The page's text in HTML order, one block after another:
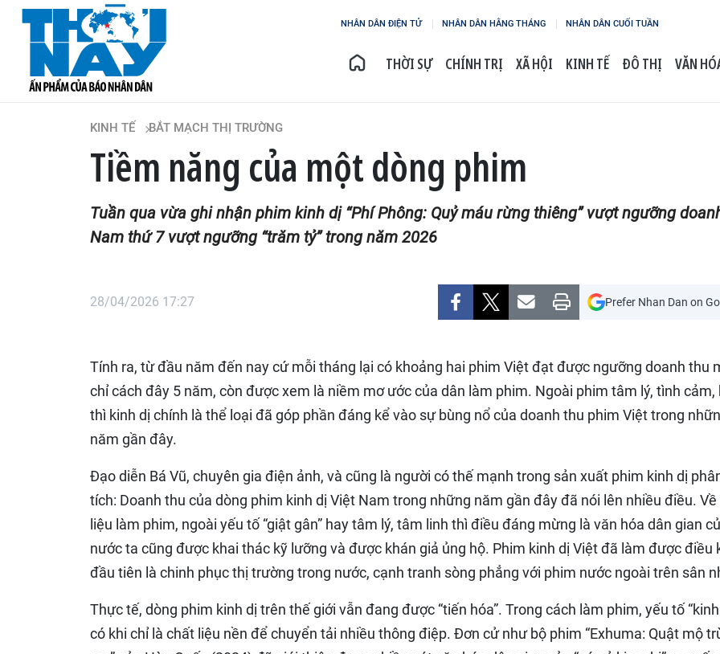
NHÂN DÂN ĐIỆN TỬ NHÂN DÂN HẰNG THÁNG NHÂN DÂN CUỐI TUẦN
THỜI SỰ CHÍNH TRỊ XÃ HỘI KINH TẾ ĐÔ THỊ VĂN
KINH TẾ BẮT MẠCH THỊ TRƯỜNG
Tiềm năng của một dòng phim
Tuần qua vừa ghi nhận phim kinh dị “Phí Phông: Quỷ máu rừng thiêng” vượt ngưỡng
Nam thứ 7 vượt ngưỡng “trăm tỷ” trong năm 2026
28/04/2026 17:27 Prefer Nhan Dan on
Tính ra, từ đầu năm đến nay cứ mỗi tháng lại có khoảng hai phim Việt đạt được ngưỡng doanh thu
chỉ cách đây 5 năm, còn được xem là niềm mơ ước của dân làm phim. Ngoài phim tâm lý, tình cảm,
thì kinh dị chính là thể loại đã góp phần đáng kể vào sự bùng nổ của doanh thu phim Việt trong
năm gần đây.
Đạo diễn Bá Vũ, chuyên gia điện ảnh, và cũng là người có thế mạnh trong sản xuất phim kinh dị
tích: Doanh thu của dòng phim kinh dị Việt Nam trong những năm gần đây đã nói lên nhiều điều.
liệu làm phim, ngoài yếu tố “giật gân” hay tâm lý, tâm linh thì điều đáng mừng là văn hóa dân gian
nước ta cũng được khai thác kỹ lưỡng và được khán giả ủng hộ. Phim kinh dị Việt đã làm được điều
đầu tiên là chinh phục thị trường trong nước, cạnh tranh sòng phẳng với phim nước ngoài trên sân
Thực tế, dòng phim kinh dị trên thế giới vẫn đang được “tiến hóa”. Trong cách làm phim, yếu tố “kinh
có khi chỉ là chất liệu nền để chuyển tải nhiều thông điệp. Đơn cử như bộ phim “Exhuma: Quật mộ